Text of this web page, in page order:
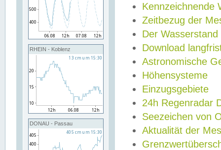
RHEIN - Koblenz
DONAU - Passau
Kennzeichnende
Zeitbezug der
Der Wasserstand
Download
Astronomische
Höhensysteme
Einzugsgebiete
24h Regenradar
Seezeichen von
Aktualität der